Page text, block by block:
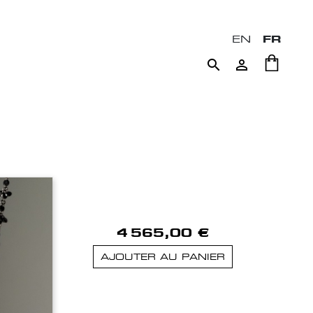
EN FR
 
4 565,00 €
AJOUTER AU PANIER